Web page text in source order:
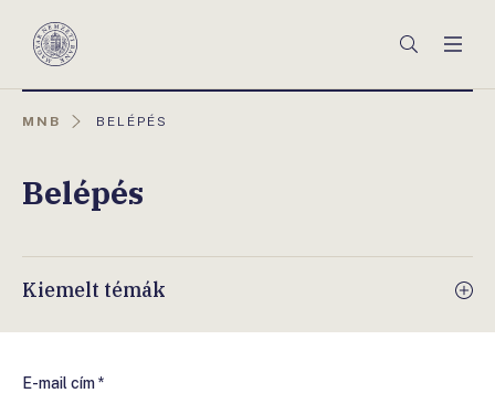
Magyar
Keresés
MNB
AKTUÁLIS
BELÉPÉS
Belépés
Kiemelt témák
E-mail cím *